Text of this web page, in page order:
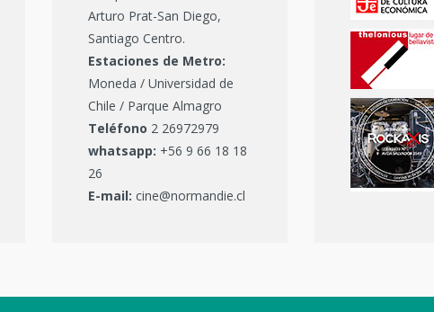
Arturo Prat-San Diego,
Santiago Centro.
Estaciones de Metro:
Moneda / Universidad de
Chile / Parque Almagro
Teléfono 2 26972979
whatsapp: +56 9 66 18 18
26
E-mail: cine@normandie.cl